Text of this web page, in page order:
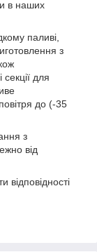
в наших
паливі,
з
для
до (-35
з
від